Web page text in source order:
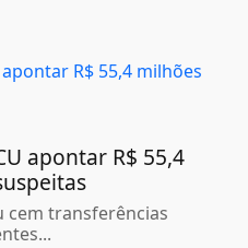
apontar R$ 55,4
cem transferências